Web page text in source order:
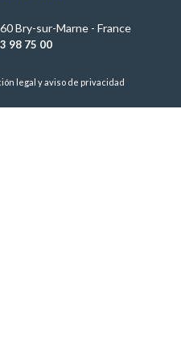
Bry-sur-Marne - France
98 75 00
legal y aviso de privacidad